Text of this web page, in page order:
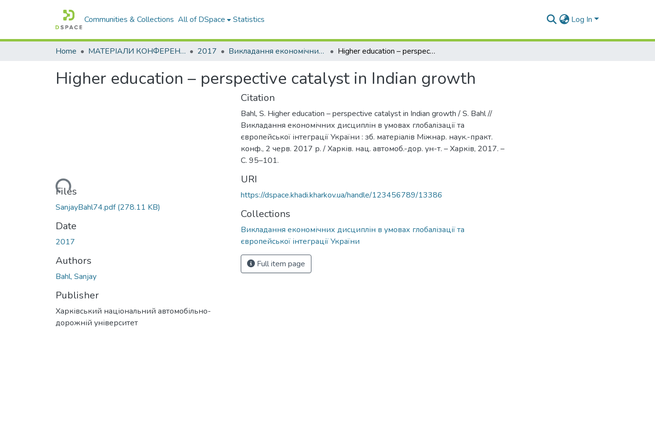
Communities & Collections All of DSpace Statistics Log In
Home МАТЕРІАЛИ КОНФЕРЕНЦІЙ 2017 Викладання економічних дисциплін в умовах глобалізації та європейської інтеграції України Higher education – perspective catalyst in Indian growth
Higher education – perspective catalyst in Indian growth
Loading...
Files
SanjayBahl74.pdf(278.11 KB)
Date
2017
Authors
Bahl, Sanjay
Publisher
Харківський національний автомобільно-
дорожній університет
Citation
Bahl, S. Higher education – perspective catalyst in Indian growth / S. Bahl //
Викладання економічних дисциплін в умовах глобалізації та
європейської інтеграції України : зб. матеріалів Міжнар. наук.-практ.
конф., 2 черв. 2017 р. / Харків. нац. автомоб.-дор. ун-т. – Харків, 2017. –
С. 95–101.
URI
https://dspace.khadi.kharkov.ua/handle/123456789/13386
Collections
Викладання економічних дисциплін в умовах глобалізації та
європейської інтеграції України
Full item page